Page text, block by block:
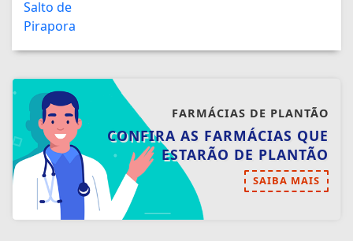
FARMÁCIAS DE PLANTÃO
CONFIRA AS FARMÁCIAS QUE
ESTARÃO DE PLANTÃO
SAIBA MAIS